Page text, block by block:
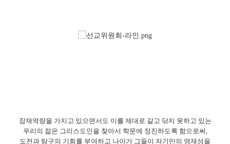
잠재역량을 가지고 있으면서도 이를 제대로 갈고 닦지 못하고 있는
우리의 젊은 그리스도인을 찾아서 학문에 정진하도록 함으로써,
도전과 탐구의 기회를 부여하고 나아가 그들이 자기만의 영재성을